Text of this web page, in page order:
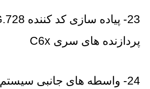
پردازنده های سری C6x
24- واسطه های جانبی سیستم SDH